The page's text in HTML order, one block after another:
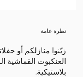
نظرة عامة
زيّنوا منازلكم أو
العنكبوت القماشية
بلاستيكية.